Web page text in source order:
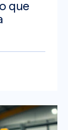
que